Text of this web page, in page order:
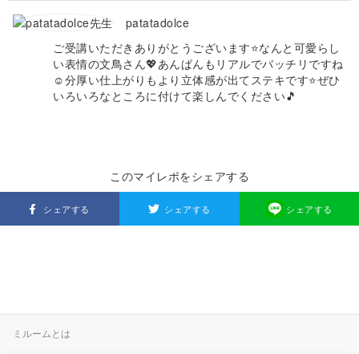
patatadolce
ご受講いただきありがとうございます⭐️なんと可愛らし
い表情の文鳥さん💖あんぱんもリアルでバッチリですね
☺️分厚い仕上がりもより立体感が出てステキです⭐️ぜひ
いろいろなところに付けて楽しんでください🎵
このマイレポをシェアする
シェアする シェアする シェアする
ミルームとは